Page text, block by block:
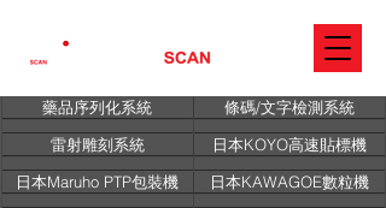
藥品序列化系統
雷射雕刻系統
日本Maruho PTP包裝機
條碼/文字檢測系統
日本KOYO高速貼標機
日本KAWAGOE數粒機